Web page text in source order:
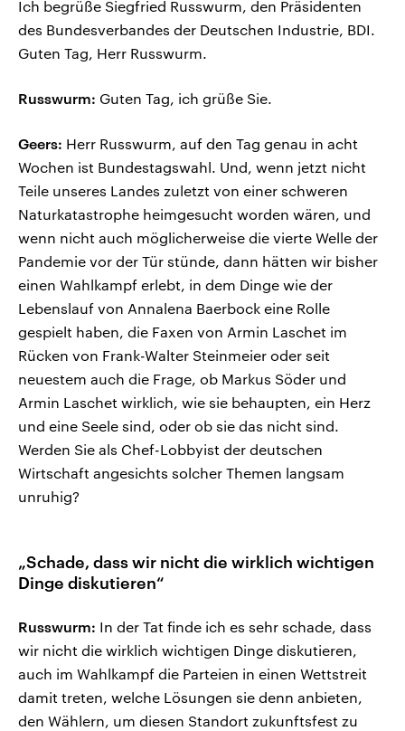
Ich begrüße Siegfried Russwurm, den Präsidenten
des Bundesverbandes der Deutschen Industrie, BDI.
Guten Tag, Herr Russwurm.
Russwurm: Guten Tag, ich grüße Sie.
Geers: Herr Russwurm, auf den Tag genau in acht
Wochen ist Bundestagswahl. Und, wenn jetzt nicht
Teile unseres Landes zuletzt von einer schweren
Naturkatastrophe heimgesucht worden wären, und
wenn nicht auch möglicherweise die vierte Welle der
Pandemie vor der Tür stünde, dann hätten wir bisher
einen Wahlkampf erlebt, in dem Dinge wie der
Lebenslauf von Annalena Baerbock eine Rolle
gespielt haben, die Faxen von Armin Laschet im
Rücken von Frank-Walter Steinmeier oder seit
neuestem auch die Frage, ob Markus Söder und
Armin Laschet wirklich, wie sie behaupten, ein Herz
und eine Seele sind, oder ob sie das nicht sind.
Werden Sie als Chef-Lobbyist der deutschen
Wirtschaft angesichts solcher Themen langsam
unruhig?
„Schade, dass wir nicht die wirklich wichtigen
Dinge diskutieren“
Russwurm: In der Tat finde ich es sehr schade, dass
wir nicht die wirklich wichtigen Dinge diskutieren,
auch im Wahlkampf die Parteien in einen Wettstreit
damit treten, welche Lösungen sie denn anbieten,
den Wählern, um diesen Standort zukunftsfest zu